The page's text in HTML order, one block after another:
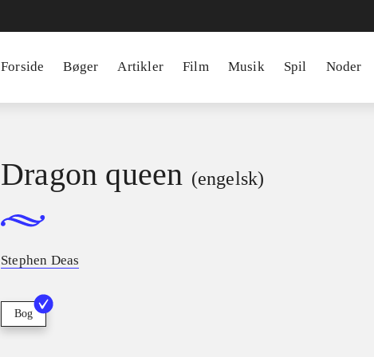
Forside Bøger Artikler Film Musik Spil Noder
Dragon queen (engelsk)
Stephen Deas
Bog